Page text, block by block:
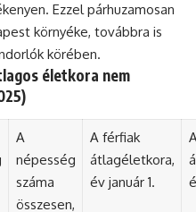
Ezzel párhuzamosan
környéke, továbbra is
körében.
életkora nem
A
népesség
száma
összesen,
A férfiak
átlagéletkora,
év január 1.